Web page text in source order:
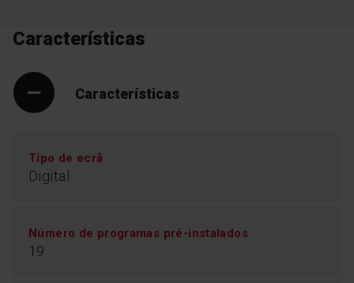
Características
Características
Tipo de ecrã
Digital
Número de programas pré-instalados
19